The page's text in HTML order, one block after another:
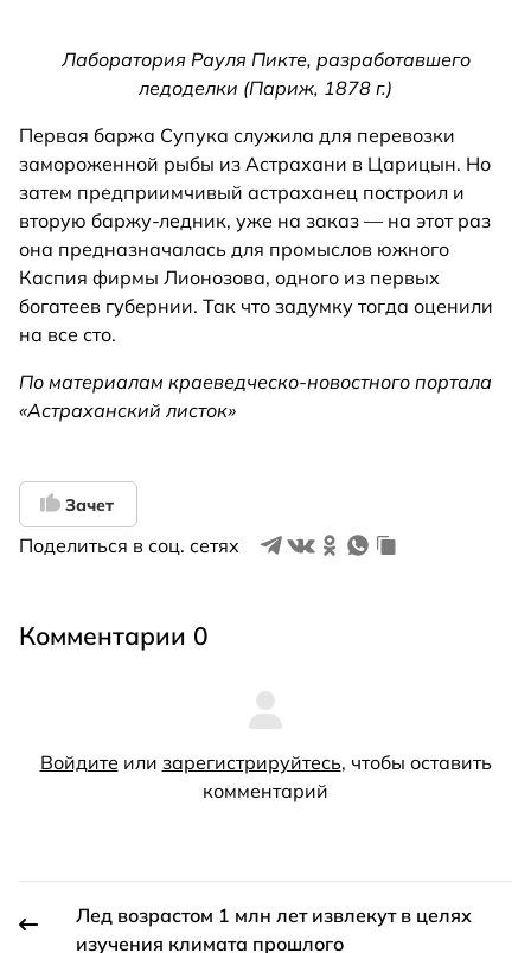
Лаборатория Рауля Пикте, разработавшего
ледоделки (Париж, 1878 г.)
Первая баржа Супука служила для перевозки
замороженной рыбы из Астрахани в Царицын. Но
затем предприимчивый астраханец построил и
вторую баржу-ледник, уже на заказ — на этот раз
она предназначалась для промыслов южного
Каспия фирмы Лионозова, одного из первых
богатеев губернии. Так что задумку тогда оценили
на все сто.
По материалам краеведческо-новостного портала
«Астраханский листок»
Зачет
Поделиться в соц. сетях
Комментарии 0
Войдите или зарегистрируйтесь, чтобы оставить
комментарий
Лед возрастом 1 млн лет извлекут в целях
изучения климата прошлого